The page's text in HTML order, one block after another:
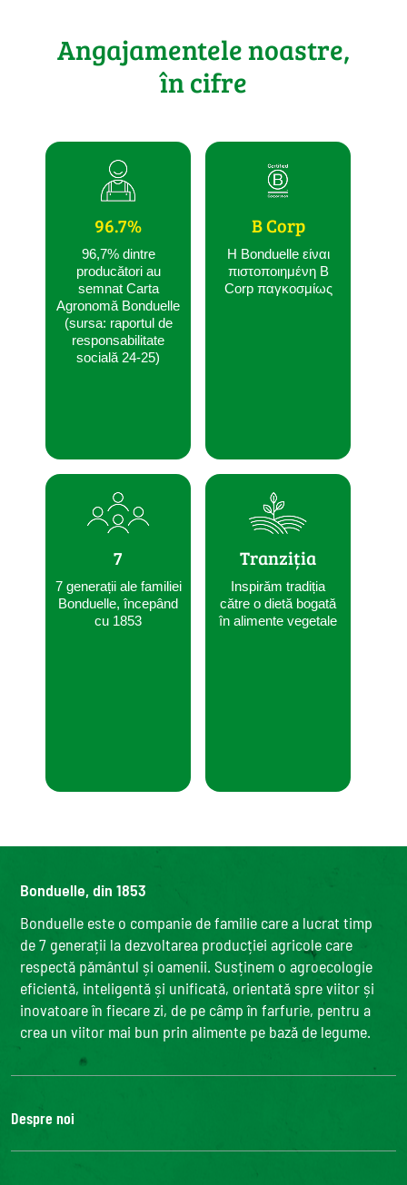
Angajamentele noastre,
în cifre
96.7%
96,7% dintre
producători au
semnat Carta
Agronomă Bonduelle
(sursa: raportul de
responsabilitate
socială 24-25)
7
7 generații ale familiei
Bonduelle, începând
cu 1853
B Corp
Η Bonduelle είναι
πιστοποιημένη B
Corp παγκοσμίως
Tranziția
Inspirăm tradiția
către o dietă bogată
în alimente vegetale
Bonduelle, din 1853
Bonduelle este o companie de familie care a lucrat timp
de 7 generații la dezvoltarea producției agricole care
respectă pământul și oamenii. Susținem o agroecologie
eficientă, inteligentă și unificată, orientată spre viitor și
inovatoare în fiecare zi, de pe câmp în farfurie, pentru a
crea un viitor mai bun prin alimente pe bază de legume.
Despre noi
Grupul Bonduelle